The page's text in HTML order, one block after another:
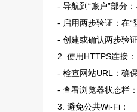
- 导航到“账户”部分
- 启用两步验证：在“
- 创建或确认两步验
2. 使用HTTPS连接：
- 检查网站URL：确
- 查看浏览器状态栏
3. 避免公共Wi-Fi：